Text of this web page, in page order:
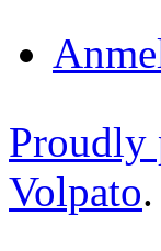
Proudly
Volpato.